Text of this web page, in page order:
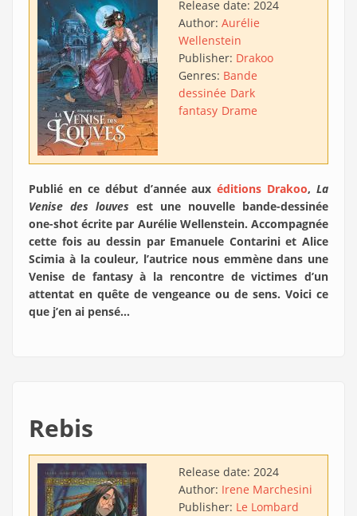
Release date: 2024
Author: Aurélie
Wellenstein
Publisher: Drakoo
Genres: Bande
dessinée Dark
fantasy Drame
Publié en ce début d’année auxéditions Drakoo, La
Venise des louves est une nouvelle bande-dessinée
one-shot écrite par Aurélie Wellenstein. Accompagnée
cette fois au dessin par Emanuele Contarini et Alice
Scimia à la couleur, l’autrice nous emmène dans une
Venise de fantasy à la rencontre de victimes d’un
attentat en quête de vengeance ou de sens. Voici ce
que j’en ai pensé…
Rebis
Release date: 2024
Author: Irene Marchesini
Publisher: Le Lombard